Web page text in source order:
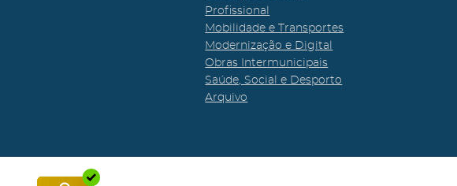
Profissional
Mobilidade e Transportes
Modernização e Digital
Obras Intermunicipais
Saúde, Social e Desporto
Arquivo